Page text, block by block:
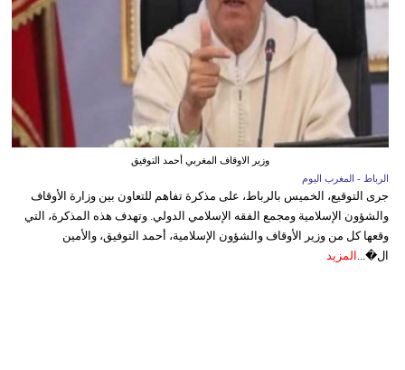
وزير الاوقاف المغربي أحمد التوفيق
الرباط - المغرب اليوم
جرى التوقيع، الخميس بالرباط، على مذكرة تفاهم للتعاون بين وزارة الأوقاف
والشؤون الإسلامية ومجمع الفقه الإسلامي الدولي. وتهدف هذه المذكرة، التي
وقعها كل من وزير الأوقاف والشؤون الإسلامية، أحمد التوفيق، والأمين
ال�... المزيد